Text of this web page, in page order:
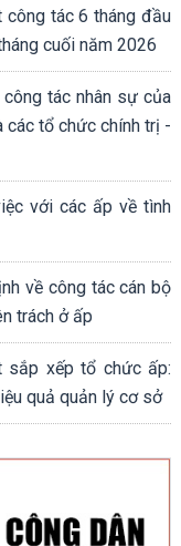
công tác 6 tháng đầu
cuối năm 2026
tác nhân sự của
các tổ chức chính trị -
với các ấp về tình
về công tác cán bộ
trách ở ấp
sắp xếp tổ chức ấp:
quả quản lý cơ sở